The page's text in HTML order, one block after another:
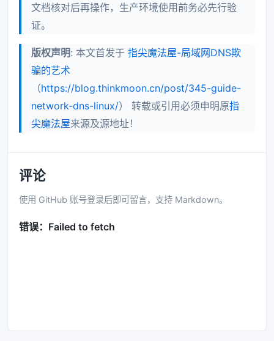
文档核对后再操作，生产环境使用前务必先行验
证。
版权声明: 本文首发于 指尖魔法屋-局域网DNS欺
骗的艺术
（https://blog.thinkmoon.cn/post/345-guide-
network-dns-linux/） 转载或引用必须申明原指
尖魔法屋来源及源地址！
评论
使用 GitHub 账号登录后即可留言，支持 Markdown。